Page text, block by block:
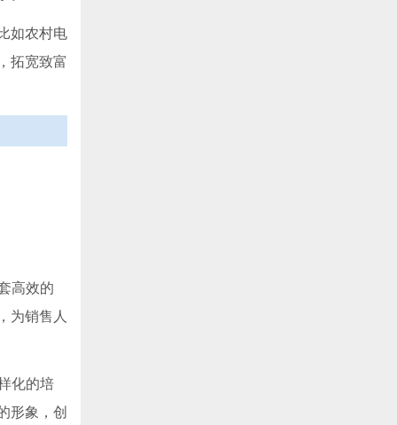
如农村电
拓宽致富
高效的
为销售人
化的培
形象，创